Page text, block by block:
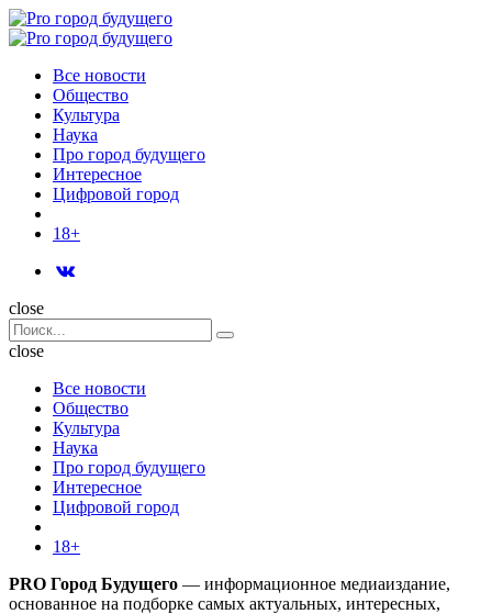
Menu
Поиск
Menu
Pro
Все новости
Общество
Культура
Наука
Про город будущего
Интересное
Цифровой город
18+
Поиск
close
Search
for:
Поиск
close
Все новости
Общество
Культура
Наука
Про город будущего
Интересное
Цифровой город
18+
PRO Город Будущего — информационное медиаиздание,
основанное на подборке самых актуальных, интересных,